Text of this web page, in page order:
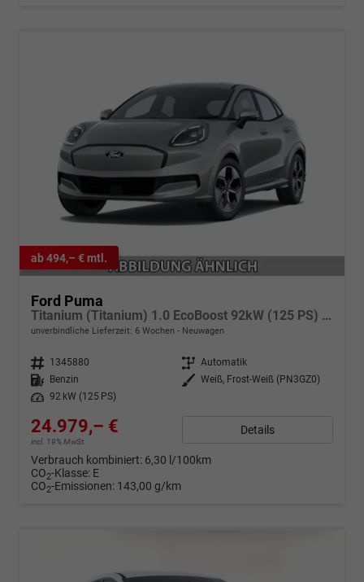
ab 494,– € mtl.
Ford Puma
Titanium (Titanium) 1.0 EcoBoost 92kW (125 PS) 7-Gang Doppelkupplungsgetriebe
unverbindliche Lieferzeit: 6 Wochen Neuwagen
Fahrzeugnr. 1345880 Getriebe Automatik
Kraftstoff
Benzin Außenfarbe Weiß, Frost-Weiß (PN3GZ0)
Leistung
92 kW (125 PS)
24.979,– €
incl. 19% MwSt.
Details
Verbrauch kombiniert: 6,30 l/100km
CO2-Klasse: E
CO2-Emissionen: 143,00 g/km